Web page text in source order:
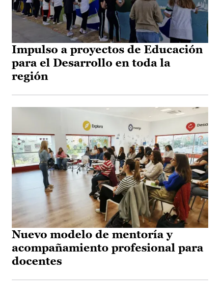
Impulso a proyectos de Educación
para el Desarrollo en toda la
región
Nuevo modelo de mentoría y
acompañamiento profesional para
docentes